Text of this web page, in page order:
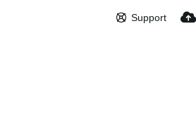
Support